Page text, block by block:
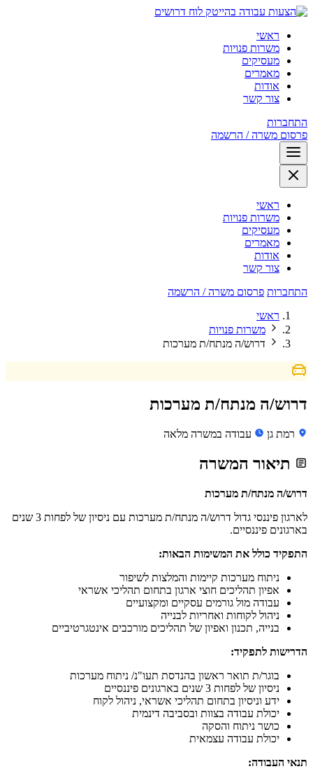
לוח דרושים
ראשי
משרות פנויות
מעסיקים
מאמרים
אודות
צור קשר
התחברות
פרסום משרה / הרשמה
ראשי
משרות פנויות
מעסיקים
מאמרים
אודות
צור קשר
התחברות פרסום משרה / הרשמה
ראשי
משרות פנויות
דרוש/ה מנתח/ת מערכות
דרוש/ה מנתח/ת מערכות
רמת גן עבודה במשרה מלאה
תיאור המשרה
דרוש/ה מנתח/ת מערכות
לארגון פיננסי גדול דרוש/ה מנתח/ת מערכות עם ניסיון של לפחות 3 שנים
בארגונים פיננסיים.
התפקיד כולל את המשימות הבאות:
ניתוח מערכות קיימות והמלצות לשיפור
אפיון תהליכים חוצי ארגון בתחום תהליכי אשראי
עבודה מול גורמים עסקיים ומקצועיים
ניהול לקוחות ואחריות לבנייה
בנייה, תכנון ואפיון של תהליכים מורכבים אינטגרטיביים
הדרישות לתפקיד:
בוגר/ת תואר ראשון בהנדסת תעו"נ/ ניתוח מערכות
ניסיון של לפחות 3 שנים בארגונים פיננסיים
ידע וניסיון בתחום תהליכי אשראי, ניהול לקוח
יכולת עבודה בצוות ובסביבה דינמית
כושר ניתוח והסקה
יכולת עבודה עצמאית
תנאי העבודה: